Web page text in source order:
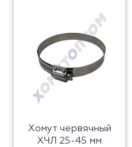
Хомут червячный
ХЧЛ 25-45 мм